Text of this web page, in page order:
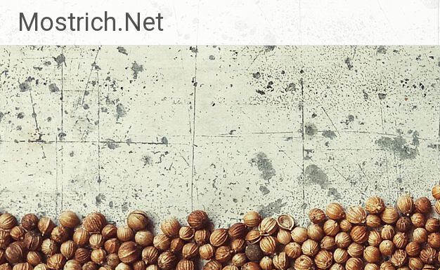
Inhalt
springen
Mostrich.Net